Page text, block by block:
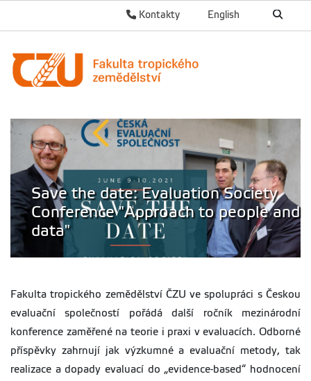
English
Kontakty
Save the date: Evaluation Society
Conference "Approach to people and
data"
Fakulta tropického zemědělství ČZU ve spolupráci s Českou
evaluační společností pořádá další ročník mezinárodní
konference zaměřené na teorie i praxi v evaluacích. Odborné
příspěvky zahrnují jak výzkumné a evaluační metody, tak
realizace a dopady evaluací do „evidence-based“ hodnocení